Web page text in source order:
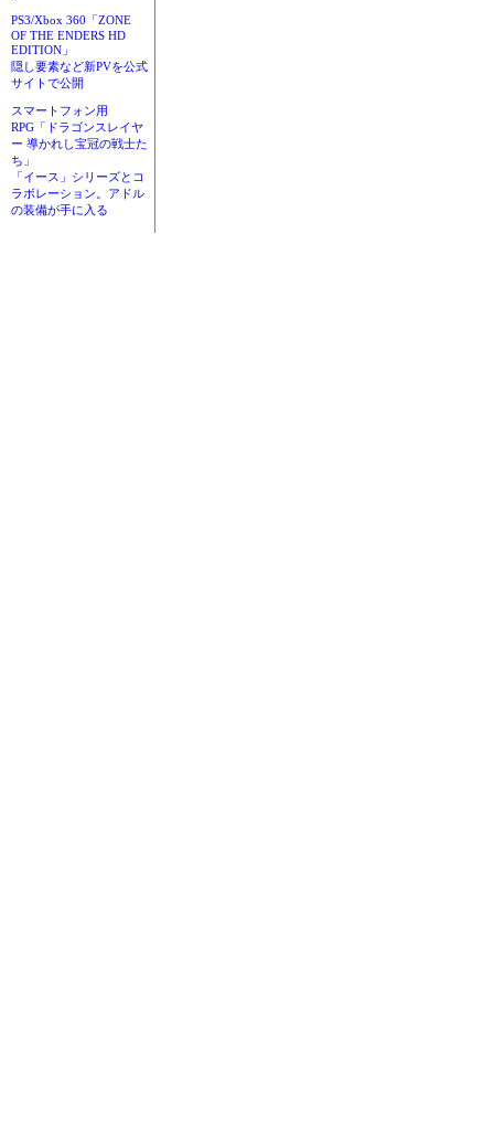
PS3/Xbox 360「ZONE
OF THE ENDERS HD
EDITION」
隠し要素など新PVを公式
サイトで公開
スマートフォン用
RPG「ドラゴンスレイヤ
ー 導かれし宝冠の戦士た
ち」
「イース」シリーズとコ
ラボレーション。アドル
の装備が手に入る